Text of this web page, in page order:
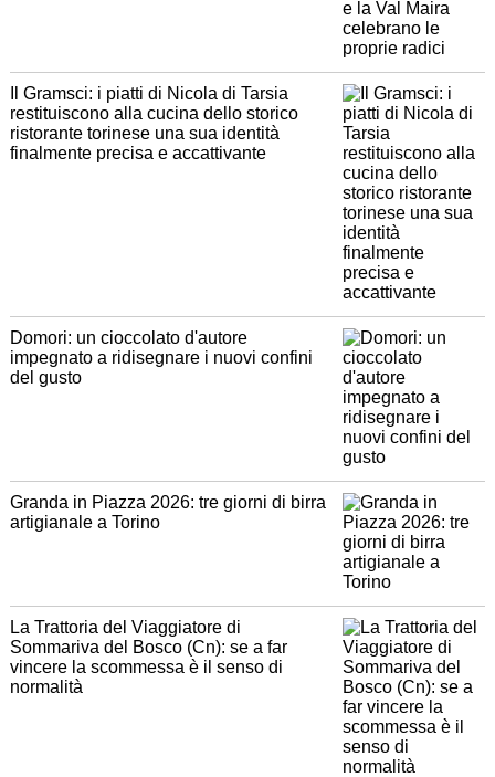
Il Gramsci: i piatti di Nicola di Tarsia
restituiscono alla cucina dello storico
ristorante torinese una sua identità
finalmente precisa e accattivante
Domori: un cioccolato d'autore
impegnato a ridisegnare i nuovi confini
del gusto
Granda in Piazza 2026: tre giorni di birra
artigianale a Torino
La Trattoria del Viaggiatore di
Sommariva del Bosco (Cn): se a far
vincere la scommessa è il senso di
normalità